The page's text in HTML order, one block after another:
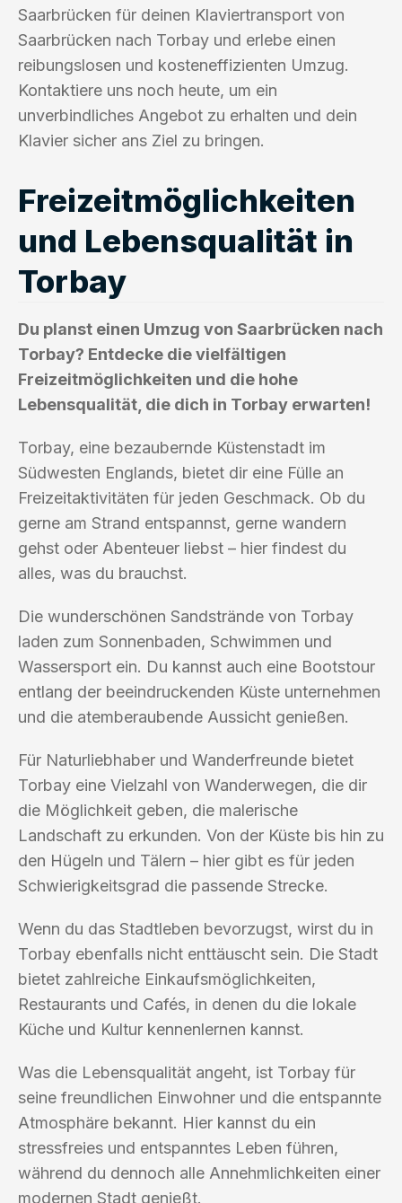
Saarbrücken für deinen Klaviertransport von
Saarbrücken nach Torbay und erlebe einen
reibungslosen und kosteneffizienten Umzug.
Kontaktiere uns noch heute, um ein
unverbindliches Angebot zu erhalten und dein
Klavier sicher ans Ziel zu bringen.
Freizeitmöglichkeiten
und Lebensqualität in
Torbay
Du planst einen Umzug von Saarbrücken nach
Torbay? Entdecke die vielfältigen
Freizeitmöglichkeiten und die hohe
Lebensqualität, die dich in Torbay erwarten!
Torbay, eine bezaubernde Küstenstadt im
Südwesten Englands, bietet dir eine Fülle an
Freizeitaktivitäten für jeden Geschmack. Ob du
gerne am Strand entspannst, gerne wandern
gehst oder Abenteuer liebst – hier findest du
alles, was du brauchst.
Die wunderschönen Sandstrände von Torbay
laden zum Sonnenbaden, Schwimmen und
Wassersport ein. Du kannst auch eine Bootstour
entlang der beeindruckenden Küste unternehmen
und die atemberaubende Aussicht genießen.
Für Naturliebhaber und Wanderfreunde bietet
Torbay eine Vielzahl von Wanderwegen, die dir
die Möglichkeit geben, die malerische
Landschaft zu erkunden. Von der Küste bis hin zu
den Hügeln und Tälern – hier gibt es für jeden
Schwierigkeitsgrad die passende Strecke.
Wenn du das Stadtleben bevorzugst, wirst du in
Torbay ebenfalls nicht enttäuscht sein. Die Stadt
bietet zahlreiche Einkaufsmöglichkeiten,
Restaurants und Cafés, in denen du die lokale
Küche und Kultur kennenlernen kannst.
Was die Lebensqualität angeht, ist Torbay für
seine freundlichen Einwohner und die entspannte
Atmosphäre bekannt. Hier kannst du ein
stressfreies und entspanntes Leben führen,
während du dennoch alle Annehmlichkeiten einer
modernen Stadt genießt.